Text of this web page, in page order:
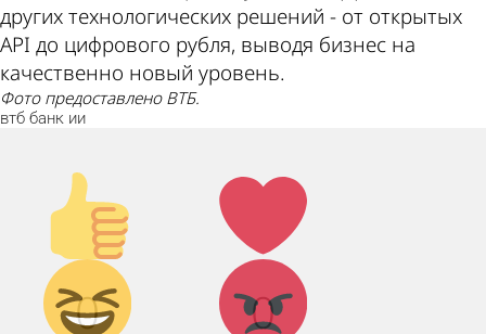
других технологических решений - от открытых
API до цифрового рубля, выводя бизнес на
качественно новый уровень.
Фото предоставлено ВТБ.
втб банк ии
Палец
вверх!
0
Лайк!
0
Дикий
смех!
Агрессия!